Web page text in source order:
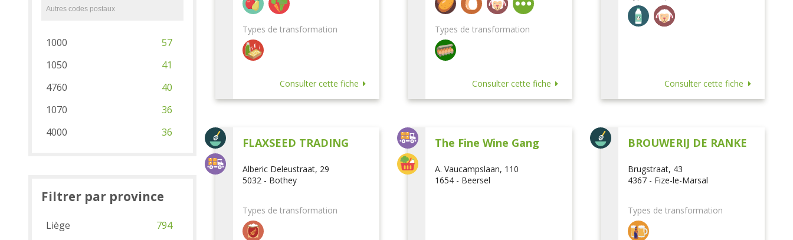
Types de transformation
Consulter cette fiche
Types de transformation
Consulter cette fiche Consulter cette fiche
FLAXSEED TRADING
Alberic Deleustraat, 29
5032 - Bothey
Types de transformation
The Fine Wine Gang
A. Vaucampslaan, 110
1654 - Beersel
BROUWERIJ DE RANKE
Brugstraat, 43
4367 - Fize-le-Marsal
Types de transformation
1000
57
1050
41
4760
40
1070
36
4000
36
Filtrer par province
Liège
794